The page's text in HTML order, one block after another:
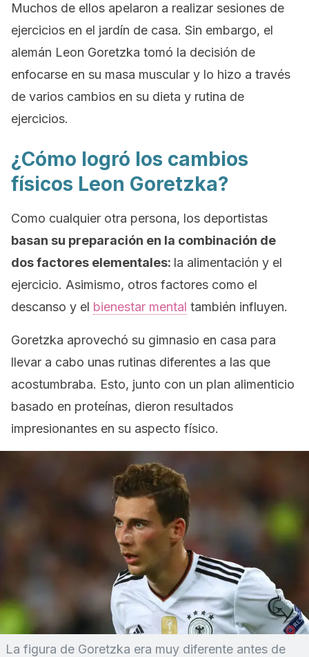
Muchos de ellos apelaron a realizar sesiones de
ejercicios en el jardín de casa. Sin embargo, el
alemán Leon Goretzka tomó la decisión de
enfocarse en su masa muscular y lo hizo a través
de varios cambios en su dieta y rutina de
ejercicios.
¿Cómo logró los cambios
físicos Leon Goretzka?
Como cualquier otra persona, los deportistas
basan su preparación en la combinación de
dos factores elementales: la alimentación y el
ejercicio. Asimismo, otros factores como el
descanso y el bienestar mental también influyen.
Goretzka aprovechó su gimnasio en casa para
llevar a cabo unas rutinas diferentes a las que
acostumbraba. Esto, junto con un plan alimenticio
basado en proteínas, dieron resultados
impresionantes en su aspecto físico.
La figura de Goretzka era muy diferente antes de